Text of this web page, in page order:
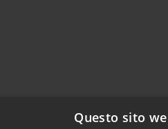
Questo sito